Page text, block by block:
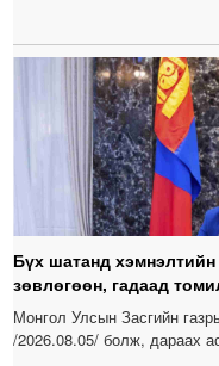
Бүх шатанд
зөвлөгөөн, гадаад
Монгол Улсын Засгийн
/2026.08.05/ болж, дараах